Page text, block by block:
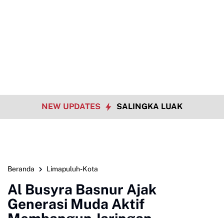
NEW UPDATES SALINGKA LUAK
Beranda Limapuluh-Kota
Al Busyra Basnur Ajak
Generasi Muda Aktif